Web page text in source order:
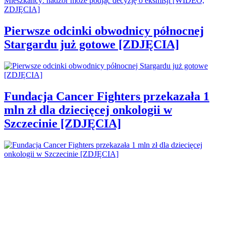
Pierwsze odcinki obwodnicy północnej
Stargardu już gotowe [ZDJĘCIA]
Fundacja Cancer Fighters przekazała 1
mln zł dla dziecięcej onkologii w
Szczecinie [ZDJĘCIA]